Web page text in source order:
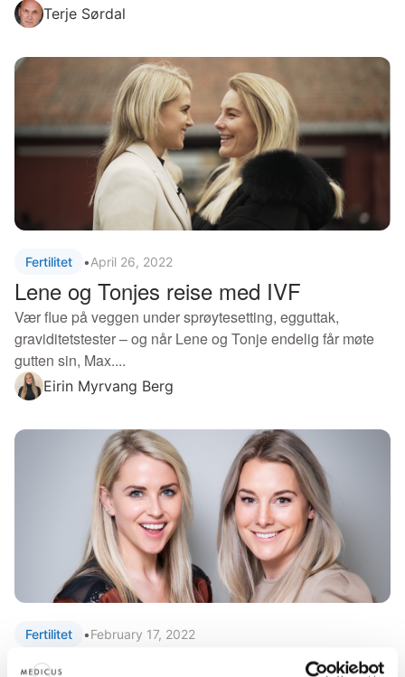
Terje Sørdal
Fertilitet •April 26, 2022
Lene og Tonjes reise med IVF
Vær flue på veggen under sprøytesetting, egguttak,
graviditetstester – og når Lene og Tonje endelig får møte
gutten sin, Max....
Eirin Myrvang Berg
Fertilitet •February 17, 2022
Se minidokumentaren «På innsiden»